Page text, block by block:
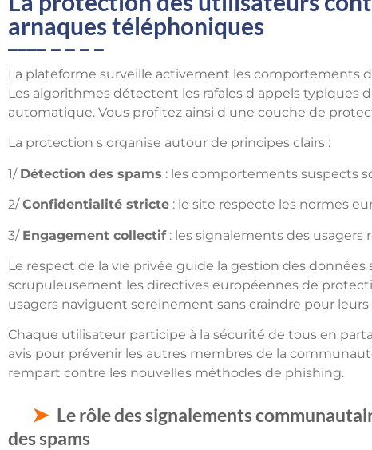
arnaques téléphoniques
La plateforme surveille activement les comportements
Les algorithmes détectent les rafales d appels typiques
automatique. Vous profitez ainsi d une couche de
La protection s organise autour de principes clairs :
1/ Détection des spams : les comportements suspects
2/Confidentialité stricte : le site respecte les normes
3/ Engagement collectif: les signalements des usagers
Le respect de la vie privée guide la gestion des données
scrupuleusement les directives européennes de
usagers naviguent sereinement sans craindre pour
Chaque utilisateur participe à la sécurité de tous en
avis pour prévenir les autres membres de la
rempart contre les nouvelles méthodes de phishing.
Le rôle des signalements
des spams